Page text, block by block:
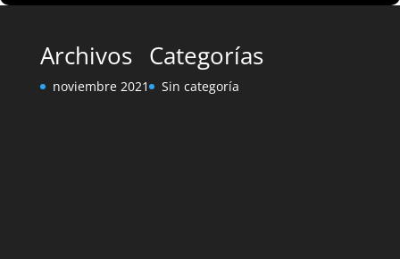
Archivos
noviembre 2021
Categorías
Sin categoría